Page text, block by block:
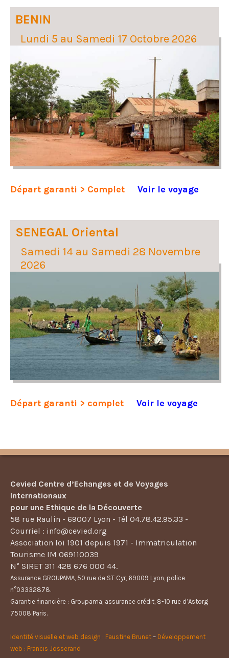
BENIN
Lundi 5 au Samedi 17 Octobre 2026
Départ garanti > Complet Voir le voyage
SENEGAL Oriental
Samedi 14 au Samedi 28 Novembre
2026
Départ garanti > complet Voir le voyage
Cevied Centre d’Echanges et de Voyages
Internationaux
pour une Ethique de la Découverte
58 rue Raulin - 69007 Lyon - Tél 04.78.42.95.33 -
Courriel : info@cevied.org
Association loi 1901 depuis 1971 - Immatriculation
Tourisme IM 069110039
N° SIRET 311 428 676 000 44.
Assurance GROUPAMA, 50 rue de ST Cyr, 69009 Lyon, police
n°03332878.
Garantie financière : Groupama, assurance crédit, 8-10 rue d’Astorg
75008 Paris.
Identité visuelle et web design : Faustine Brunet – Développement
web : Francis Josserand